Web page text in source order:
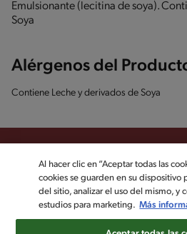
Emulsionante (lecitina de soya).
Soya
Alérgenos del
Contiene Leche y derivados de Soya
Sigue a KLIM en las
©2022, Nestlé. Marcas registradas por
Al hacer clic en “Aceptar todas las
cookies se guarden en su dispositivo
del sitio, analizar el uso del mismo, y
estudios para marketing. Más